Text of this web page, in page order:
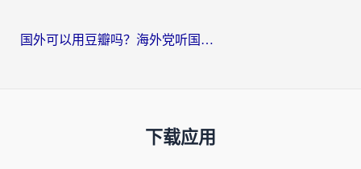
国外可以用豆瓣吗？海外党听国内音乐听书的实用指南
下载应用